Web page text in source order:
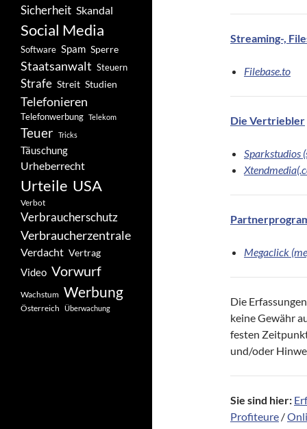
Streaming-,
Filebase.to
Die Vertriebler
Sparkstudios
Megaclick
Die
keine Gewähr
festen
und/oder
Sie sind hier:
Profiteure /
Sicherheit Skandal
Social Media
Software Spam Sperre
Staatsanwalt Steuern
Strafe Streit Studien
Telefonieren
Telefonwerbung Telekom
Teuer Tricks
Täuschung
Urheberrecht
Urteile USA
Verbot
Verbraucherschutz
Verbraucherzentrale
Verdacht Vertrag
Video Vorwurf
Wachstum Werbung
Österreich Überwachung